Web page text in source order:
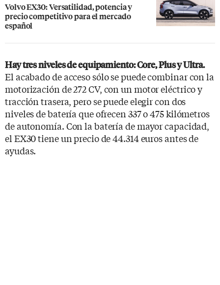
Volvo EX30: Versatilidad, potencia y
precio competitivo para el mercado
español
Hay tres niveles de equipamiento: Core, Plus y Ultra.
El acabado de acceso sólo se puede combinar con la
motorización de 272 CV, con un motor eléctrico y
tracción trasera, pero se puede elegir con dos
niveles de batería que ofrecen 337 o 475 kilómetros
de autonomía. Con la batería de mayor capacidad,
el EX30 tiene un precio de 44.314 euros antes de
ayudas.